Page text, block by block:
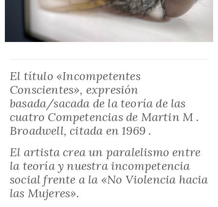
El título «Incompetentes
Conscientes», expresión
basada/sacada de la teoría de las
cuatro Competencias de Martin M .
Broadwell, citada en 1969 .
El artista crea un paralelismo entre
la teoría y nuestra incompetencia
social frente a la «No Violencia hacia
las Mujeres».